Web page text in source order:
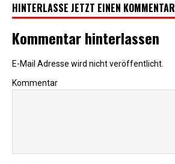
HINTERLASSE JETZT EINEN KOMMENTAR
Kommentar hinterlassen
E-Mail Adresse wird nicht veröffentlicht.
Kommentar